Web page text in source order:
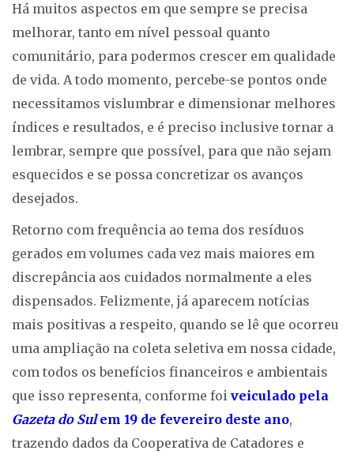
Há muitos aspectos em que sempre se precisa
melhorar, tanto em nível pessoal quanto
comunitário, para podermos crescer em qualidade
de vida. A todo momento, percebe-se pontos onde
necessitamos vislumbrar e dimensionar melhores
índices e resultados, e é preciso inclusive tornar a
lembrar, sempre que possível, para que não sejam
esquecidos e se possa concretizar os avanços
desejados.
Retorno com frequência ao tema dos resíduos
gerados em volumes cada vez mais maiores em
discrepância aos cuidados normalmente a eles
dispensados. Felizmente, já aparecem notícias
mais positivas a respeito, quando se lê que ocorreu
uma ampliação na coleta seletiva em nossa cidade,
com todos os benefícios financeiros e ambientais
que isso representa, conforme foi veiculado pela
Gazeta do Sulem 19 de fevereiro deste ano,
trazendo dados da Cooperativa de Catadores e